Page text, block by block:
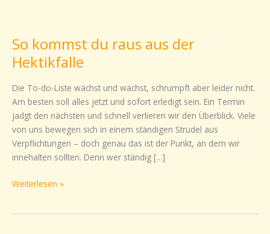
So kommst du raus aus der
Hektikfalle
Die To-do-Liste wächst und wächst, schrumpft aber leider nicht.
Am besten soll alles jetzt und sofort erledigt sein. Ein Termin
jadgt den nächsten und schnell verlieren wir den Überblick. Viele
von uns bewegen sich in einem ständigen Strudel aus
Verpflichtungen – doch genau das ist der Punkt, an dem wir
innehalten sollten. Denn wer ständig […]
du
raus
aus
der
Hektikfalle
Weiterlesen »